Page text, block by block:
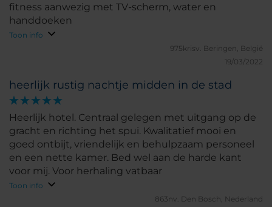
fitness aanwezig met TV-scherm, water en
handdoeken
Toon info
975krisv. Beringen, België
19/03/2022
heerlijk rustig nachtje midden in de stad
Heerlijk hotel. Centraal gelegen met uitgang op de
gracht en richting het spui. Kwalitatief mooi en
goed ontbijt, vriendelijk en behulpzaam personeel
en een nette kamer. Bed wel aan de harde kant
voor mij. Voor herhaling vatbaar
Toon info
863nv. Den Bosch, Nederland